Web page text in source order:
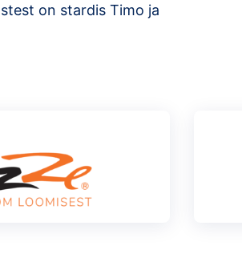
on stardis Timo ja